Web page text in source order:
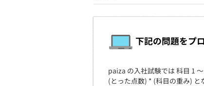
下記の問題をプ
paiza の入社試験では 科目 1
(とった点数) * (科目の重み) と